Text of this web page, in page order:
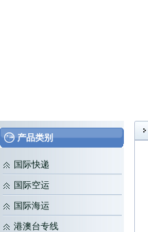
产品类别
国际快递
国际空运
国际海运
港澳台专线